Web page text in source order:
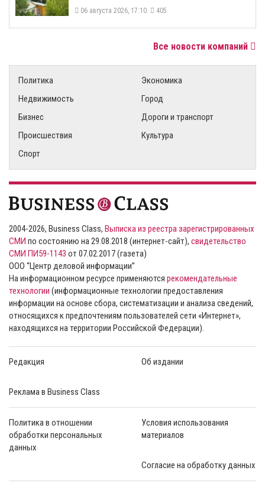
06 августа 2026, 17:10 405
Все новости компаний
Политика
Экономика
Недвижимость
Город
Бизнес
Дороги и транспорт
Происшествия
Культура
Спорт
2004-2026, Business Class, Выписка из реестра зарегистрированных
СМИ по состоянию на 29.08.2018 (интернет-сайт), свидетельство
СМИ ПИ59-1143 от 07.02.2017 (газета)
ООО “Центр деловой информации”
На информационном ресурсе применяются рекомендательные
технологии (информационные технологии предоставления
информации на основе сбора, систематизации и анализа сведений,
относящихся к предпочтениям пользователей сети «Интернет»,
находящихся на территории Российской Федерации).
Редакция Об издании
Реклама в Business Class
Политика в отношении
обработки персональных
данных
Условия использования
материалов
Согласие на обработку данных